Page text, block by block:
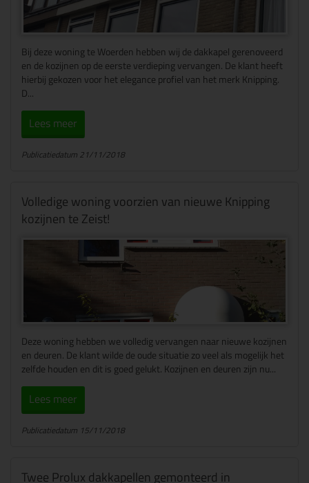
Bij deze woning te Woerden hebben wij de dakkapel gerenoveerd
en de kozijnen op de eerste verdieping vervangen. De klant heeft
hierbij gekozen voor het elegance profiel van het merk Knipping.
D...
Lees meer
Publicatiedatum 21/11/2018
Volledige woning voorzien van nieuwe Knipping
kozijnen te Zeist!
Deze woning hebben we volledig vervangen naar nieuwe kozijnen
en deuren. De klant wilde de oude situatie zo veel als mogelijk het
zelfde houden en dit is goed gelukt. Kozijnen en deuren zijn nu...
Lees meer
Publicatiedatum 15/11/2018
Twee Prolux dakkapellen gemonteerd in